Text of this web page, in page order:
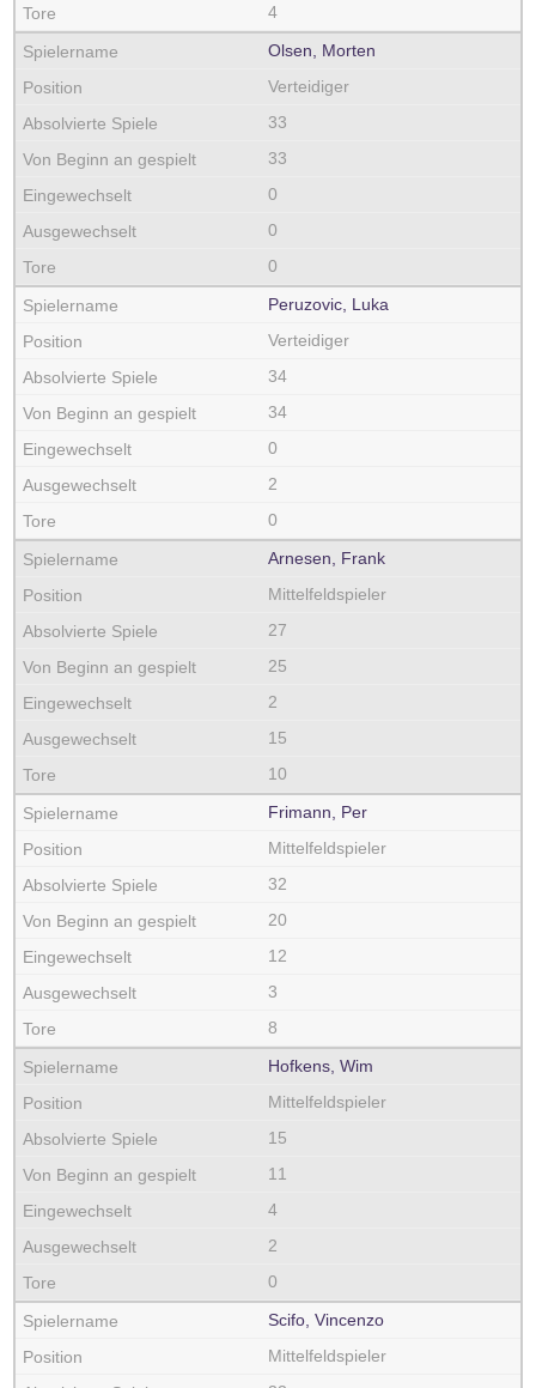
4
Olsen, Morten
Verteidiger
33
33
0
0
0
Peruzovic, Luka
Verteidiger
34
34
0
2
0
Arnesen, Frank
Mittelfeldspieler
27
25
2
15
10
Frimann, Per
Mittelfeldspieler
32
20
12
3
8
Hofkens, Wim
Mittelfeldspieler
15
11
4
2
0
Scifo, Vincenzo
Mittelfeldspieler